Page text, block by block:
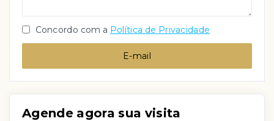
Concordo com a Política de Privacidade
E-mail
Agende agora sua visita